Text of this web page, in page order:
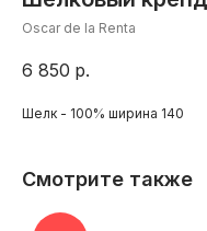
Oscar de la Renta
6 850 р.
Шелк - 100% ширина 140
Смотрите также